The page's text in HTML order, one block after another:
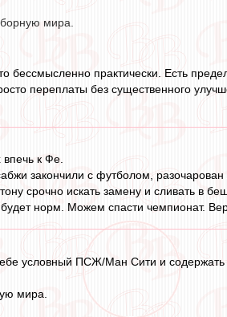
мира.
бессмысленно практически. Есть
переплаты без существенного
к Фе.
закончили с футболом,
срочно искать замену и сливать в
норм. Можем спасти чемпионат.
условный ПСЖ/Ман Сити и
мира.